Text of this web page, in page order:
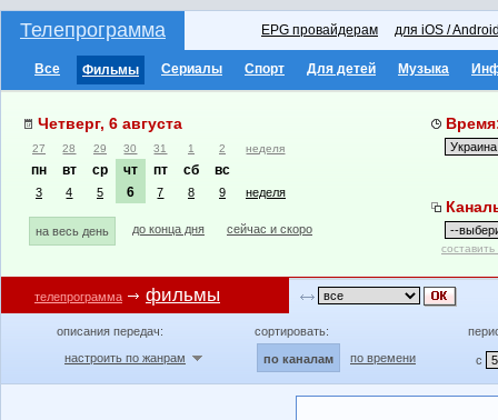
Телепрограмма EPG провайдерам для iOS /
Все Фильмы Сериалы Спорт Для детей Музыка
Четверг, 6 августа
27 28 29 30 31 1 2 неделя
пн вт ср чт пт сб вс
3 4 5 6 7 8 9 неделя
на весь день до конца дня сейчас и скоро
телепрограмма фильмы
описания передач:
настроить по жанрам
сортировать:
по каналам по времени с